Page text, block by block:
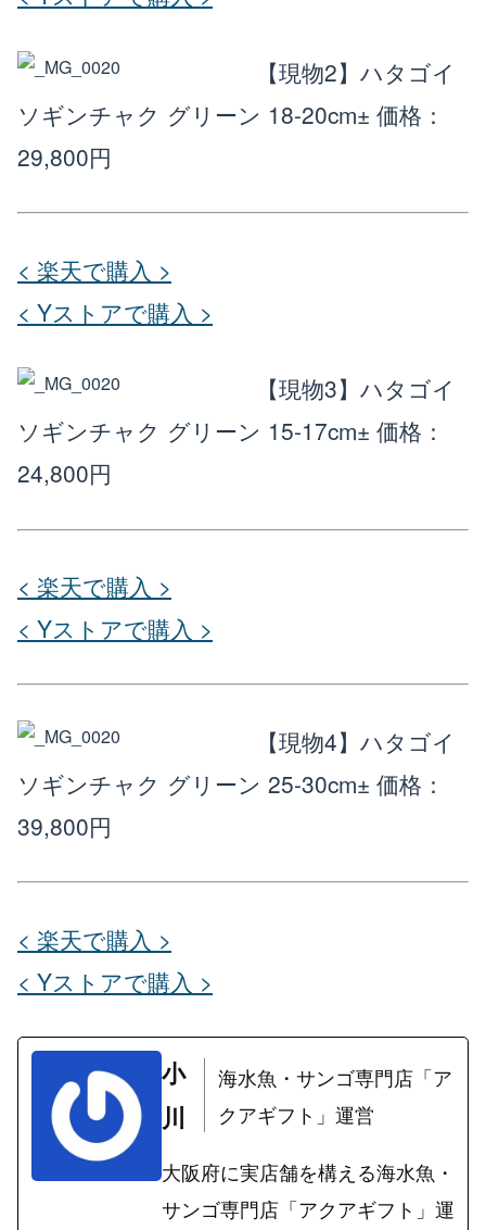
【現物2】ハタゴイ
ソギンチャク グリーン 18-20cm± 価格：
29,800円
< 楽天で購入 >
< Yストアで購入 >
【現物3】ハタゴイ
ソギンチャク グリーン 15-17cm± 価格：
24,800円
< 楽天で購入 >
< Yストアで購入 >
【現物4】ハタゴイ
ソギンチャク グリーン 25-30cm± 価格：
39,800円
< 楽天で購入 >
< Yストアで購入 >
小
川
海水魚・サンゴ専門店「ア
クアギフト」運営
大阪府に実店舗を構える海水魚・
サンゴ専門店「アクアギフト」運